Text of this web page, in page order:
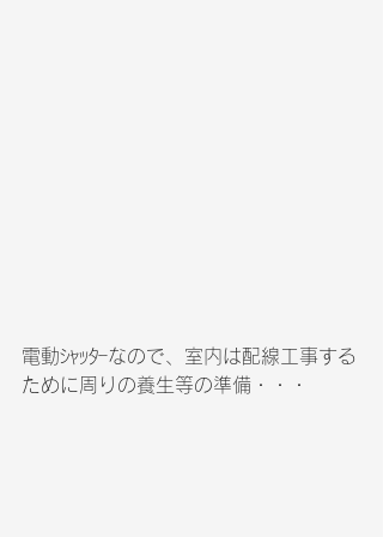
電動ｼｬｯﾀｰなので、室内は配線工事する
ために周りの養生等の準備・・・